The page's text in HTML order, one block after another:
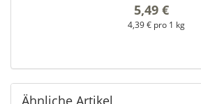
5,49 €
4,39 € pro 1 kg
Ähnliche Artikel